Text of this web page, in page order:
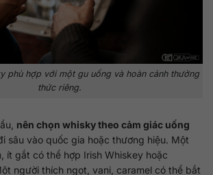
phù hợp với một gu uống và hoàn cảnh thưởng
thức riêng.
nên chọn whisky theo cảm giác uống
sâu vào quốc gia hoặc thương hiệu. Một
ít gắt có thể hợp Irish Whiskey hoặc
người thích ngọt, vani, caramel có thể bắt